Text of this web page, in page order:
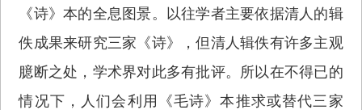
《诗》本的全息图景。以往学者主要依据清人的辑
佚成果来研究三家《诗》，但清人辑佚有许多主观
臆断之处，学术界对此多有批评。所以在不得已的
情况下，人们会利用《毛诗》本推求或替代三家